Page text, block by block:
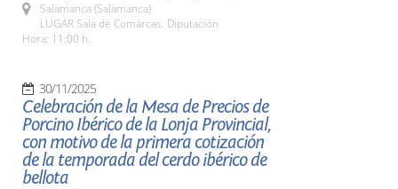
Salamanca (Salamanca)
LUGAR Sala de Comarcas. Diputación
Hora: 11:00 h.
30/11/2025
Celebración de la Mesa de Precios de
Porcino Ibérico de la Lonja Provincial,
con motivo de la primera cotización
de la temporada del cerdo ibérico de
bellota